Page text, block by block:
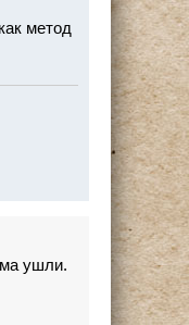
метод
ушли.